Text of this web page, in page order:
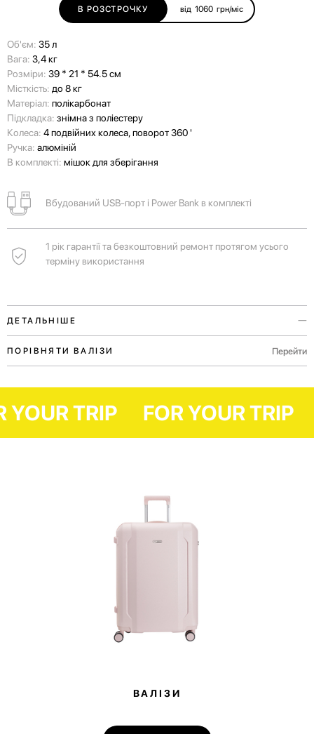
В РОЗСТРОЧКУ від 1060 грн/міс
Об'єм: 35 л
Вага: 3,4 кг
Розміри: 39 * 21 * 54.5 см
Місткість: до 8 кг
Матеріал: полікарбонат
Підкладка: знімна з поліестеру
Колеса: 4 подвійних колеса, поворот 360 '
Ручка: алюміній
В комплекті: мішок для зберігання
Вбудований USB-порт і Power Bank в комплекті
1 рік гарантії та безкоштовний ремонт протягом усього
терміну використання
ДЕТАЛЬНІШЕ
Вбудований USB-порт і Power Bank допоможуть зберегти заряд
телефону під час очікування рейсу.
необхідні документи, посадковий талон або мобільний пристрій.
ПОРІВНЯТИ ВАЛІЗИ Перейти
FOR YOUR TRIP FOR YOUR
ВАЛІЗИ